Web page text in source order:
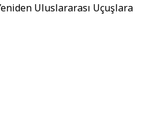
Uluslararası Uçuşlara